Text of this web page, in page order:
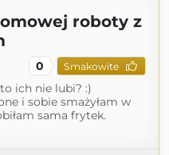
roboty z
0 Smakowite
ich nie lubi? :)
i sobie smażyłam w
sama frytek.